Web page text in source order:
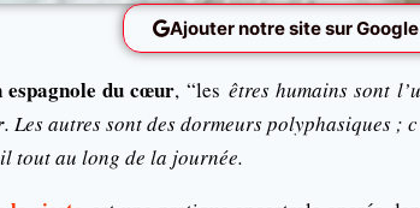
Ajouter notre site sur Google
espagnole du cœur, “les êtres humains sont
. Les autres sont des dormeurs polyphasiques ;
tout au long de la journée.